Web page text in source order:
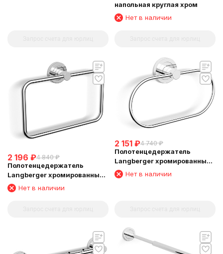
напольная круглая хром
Нет в наличии
2 196 ₽4 840 ₽
Полотенцедержатель
Langberger хромированный
к стене "квадрат" 11038C
Нет в наличии
2 151 ₽4 740 ₽
Полотенцедержатель
Langberger хромированный
к стене "овал" 11038A
Нет в наличии